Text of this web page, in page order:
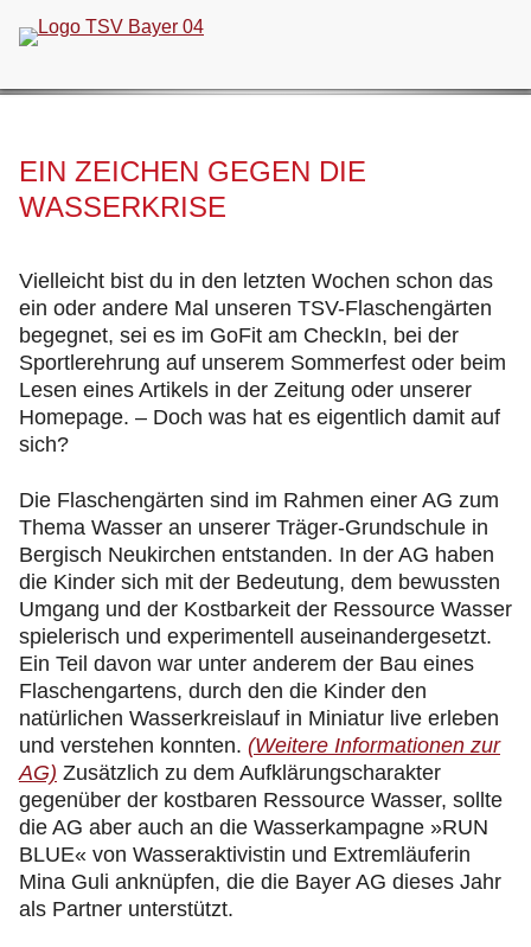
überspringen
EIN ZEICHEN GEGEN DIE
WASSERKRISE
Vielleicht bist du in den letzten Wochen schon das
ein oder andere Mal unseren TSV-Flaschengärten
begegnet, sei es im GoFit am CheckIn, bei der
Sportlerehrung auf unserem Sommerfest oder beim
Lesen eines Artikels in der Zeitung oder unserer
Homepage. – Doch was hat es eigentlich damit auf
sich?
Die Flaschengärten sind im Rahmen einer AG zum
Thema Wasser an unserer Träger-Grundschule in
Bergisch Neukirchen entstanden. In der AG haben
die Kinder sich mit der Bedeutung, dem bewussten
Umgang und der Kostbarkeit der Ressource Wasser
spielerisch und experimentell auseinandergesetzt.
Ein Teil davon war unter anderem der Bau eines
Flaschengartens, durch den die Kinder den
natürlichen Wasserkreislauf in Miniatur live erleben
und verstehen konnten. (Weitere Informationen zur
AG) Zusätzlich zu dem Aufklärungscharakter
gegenüber der kostbaren Ressource Wasser, sollte
die AG aber auch an die Wasserkampagne »RUN
BLUE« von Wasseraktivistin und Extremläuferin
Mina Guli anknüpfen, die die Bayer AG dieses Jahr
als Partner unterstützt.